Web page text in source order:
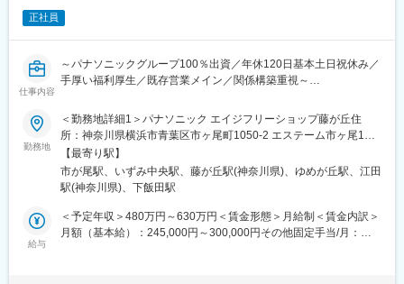
・収支管理
・新規募集のための計画立案及び実行 など
■当社事業の特徴：
障害のある方の「就職実現」だけではなく、就職後に安定的に働
き続けること、能力発揮できること、そして企業理念でもある
きることを目指し、一人ひとりに合わせた支援を行っています。
＜具体的な特徴は下記の通りです＞
◎障害・症状別のコース運営（発達障害、統合失調症、うつ症
状、聴覚障害、難病）やIT・Webスキル習得を目指す事業所など
◎グループワーク形式のオリジナルプログラムを提供
◎福祉のスペシャリストだけではなく、企業経験の豊富な人材が
それぞれの経験を生かして支援
正社員
仕事内容
～パナソニックグループ100％出資／年休120日基本土日祝休み／
手厚い福利厚生／既存営業メイン／関係構築重視～
業をお任せします。
■当求人の魅力：
◎早期キャリアアップ可能
例）キャリ入社7年目：店長に昇格、新卒入社6年目：店長昇格
◎インセンティブ手当あり
例）平均15～20万円、最高50万円支給の社員もあり（半期ごと）
◎地域密着型の営業
勤務地
＜勤務地詳細1＞パナソニック エイジフリーショップ藤が丘住
所：神奈川県横浜市青葉区市ヶ尾町1050-2 エステーム市ヶ尾1階
受動喫煙対策：屋内全面禁煙＜勤務地詳細2＞パナソニック エイ
ジフリーショップ横浜いずみ住所：神奈川県横浜市泉区上飯田町
949-2 ヒルスミキいずみ中央1階受動喫煙対策：屋内全面禁煙変更
【最寄り駅】
市が尾駅、いずみ中央駅、藤が丘駅(神奈川県)、ゆめが丘駅、江田
駅(神奈川県)、下飯田駅
給与
＜予定年収＞480万円～630万円＜賃金形態＞月給制＜賃金内訳＞
月額（基本給）：245,000円～300,000円その他固定手当/月：